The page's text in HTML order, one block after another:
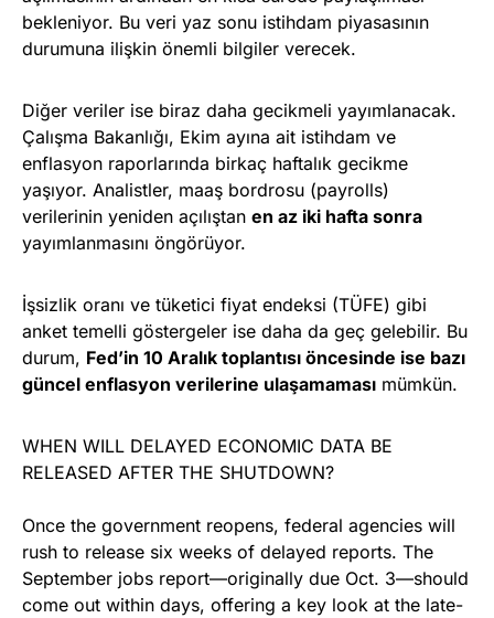
bekleniyor. Bu veri yaz sonu istihdam piyasasının
durumuna ilişkin önemli bilgiler verecek.
Diğer veriler ise biraz daha gecikmeli yayımlanacak.
Çalışma Bakanlığı, Ekim ayına ait istihdam ve
enflasyon raporlarında birkaç haftalık gecikme
yaşıyor. Analistler, maaş bordrosu (payrolls)
verilerinin yeniden açılıştan en az iki hafta sonra
yayımlanmasını öngörüyor.
İşsizlik oranı ve tüketici fiyat endeksi (TÜFE) gibi
anket temelli göstergeler ise daha da geç gelebilir. Bu
durum, Fed’in 10 Aralık toplantısı öncesinde ise bazı
güncel enflasyon verilerine ulaşamaması mümkün.
WHEN WILL DELAYED ECONOMIC DATA BE
RELEASED AFTER THE SHUTDOWN?
Once the government reopens, federal agencies will
rush to release six weeks of delayed reports. The
September jobs report—originally due Oct. 3—should
come out within days, offering a key look at the late-